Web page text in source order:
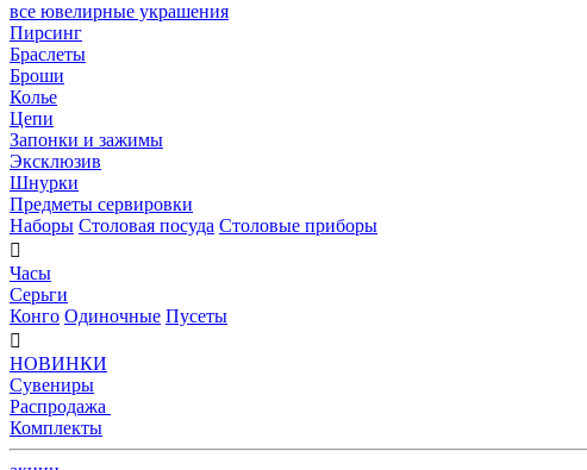
все ювелирные украшения
Пирсинг
Браслеты
Броши
Колье
Цепи
Запонки и зажимы
Эксклюзив
Шнурки
Предметы сервировки
Наборы Столовая посуда Столовые приборы

Часы
Серьги
Конго Одиночные Пусеты

НОВИНКИ
Сувениры
Распродажа
Комплекты